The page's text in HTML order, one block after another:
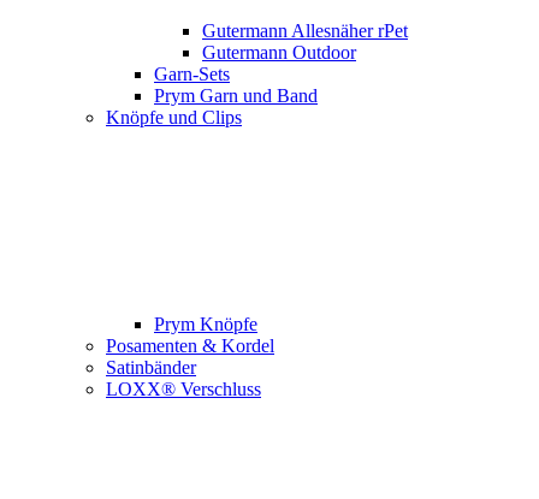
Gutermann Allesnäher rPet
Gutermann Outdoor
Garn-Sets
Prym Garn und Band
Knöpfe und Clips
Prym Knöpfe
Posamenten & Kordel
Satinbänder
LOXX® Verschluss